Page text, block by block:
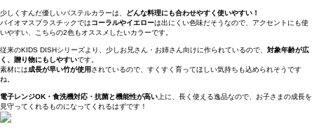
少しくすんだ優しいパステルカラーは、 どんな料理にも合わせやすく使いやすい！
バイオマスプラスチックではコーラルやイエローは出にくい色味だそうなので、アクセントにも使
いやすい、こちらの2色もオススメしたいカラーです。
従来のKIDS DISHシリーズより、少しお兄さん・お姉さん向けに作られているので、 対象年齢が広
く、贈り物にもしやすいです。
素材には成長が早い竹が使用されているので、すくすく育ってほしい気持ちも込められそうです
ね。
電子レンジOK・食洗機対応・抗菌と機能性が高い 上に、長く使える逸品なので、お子さまの成長を
見守ってくれるものになってくれるはずです！